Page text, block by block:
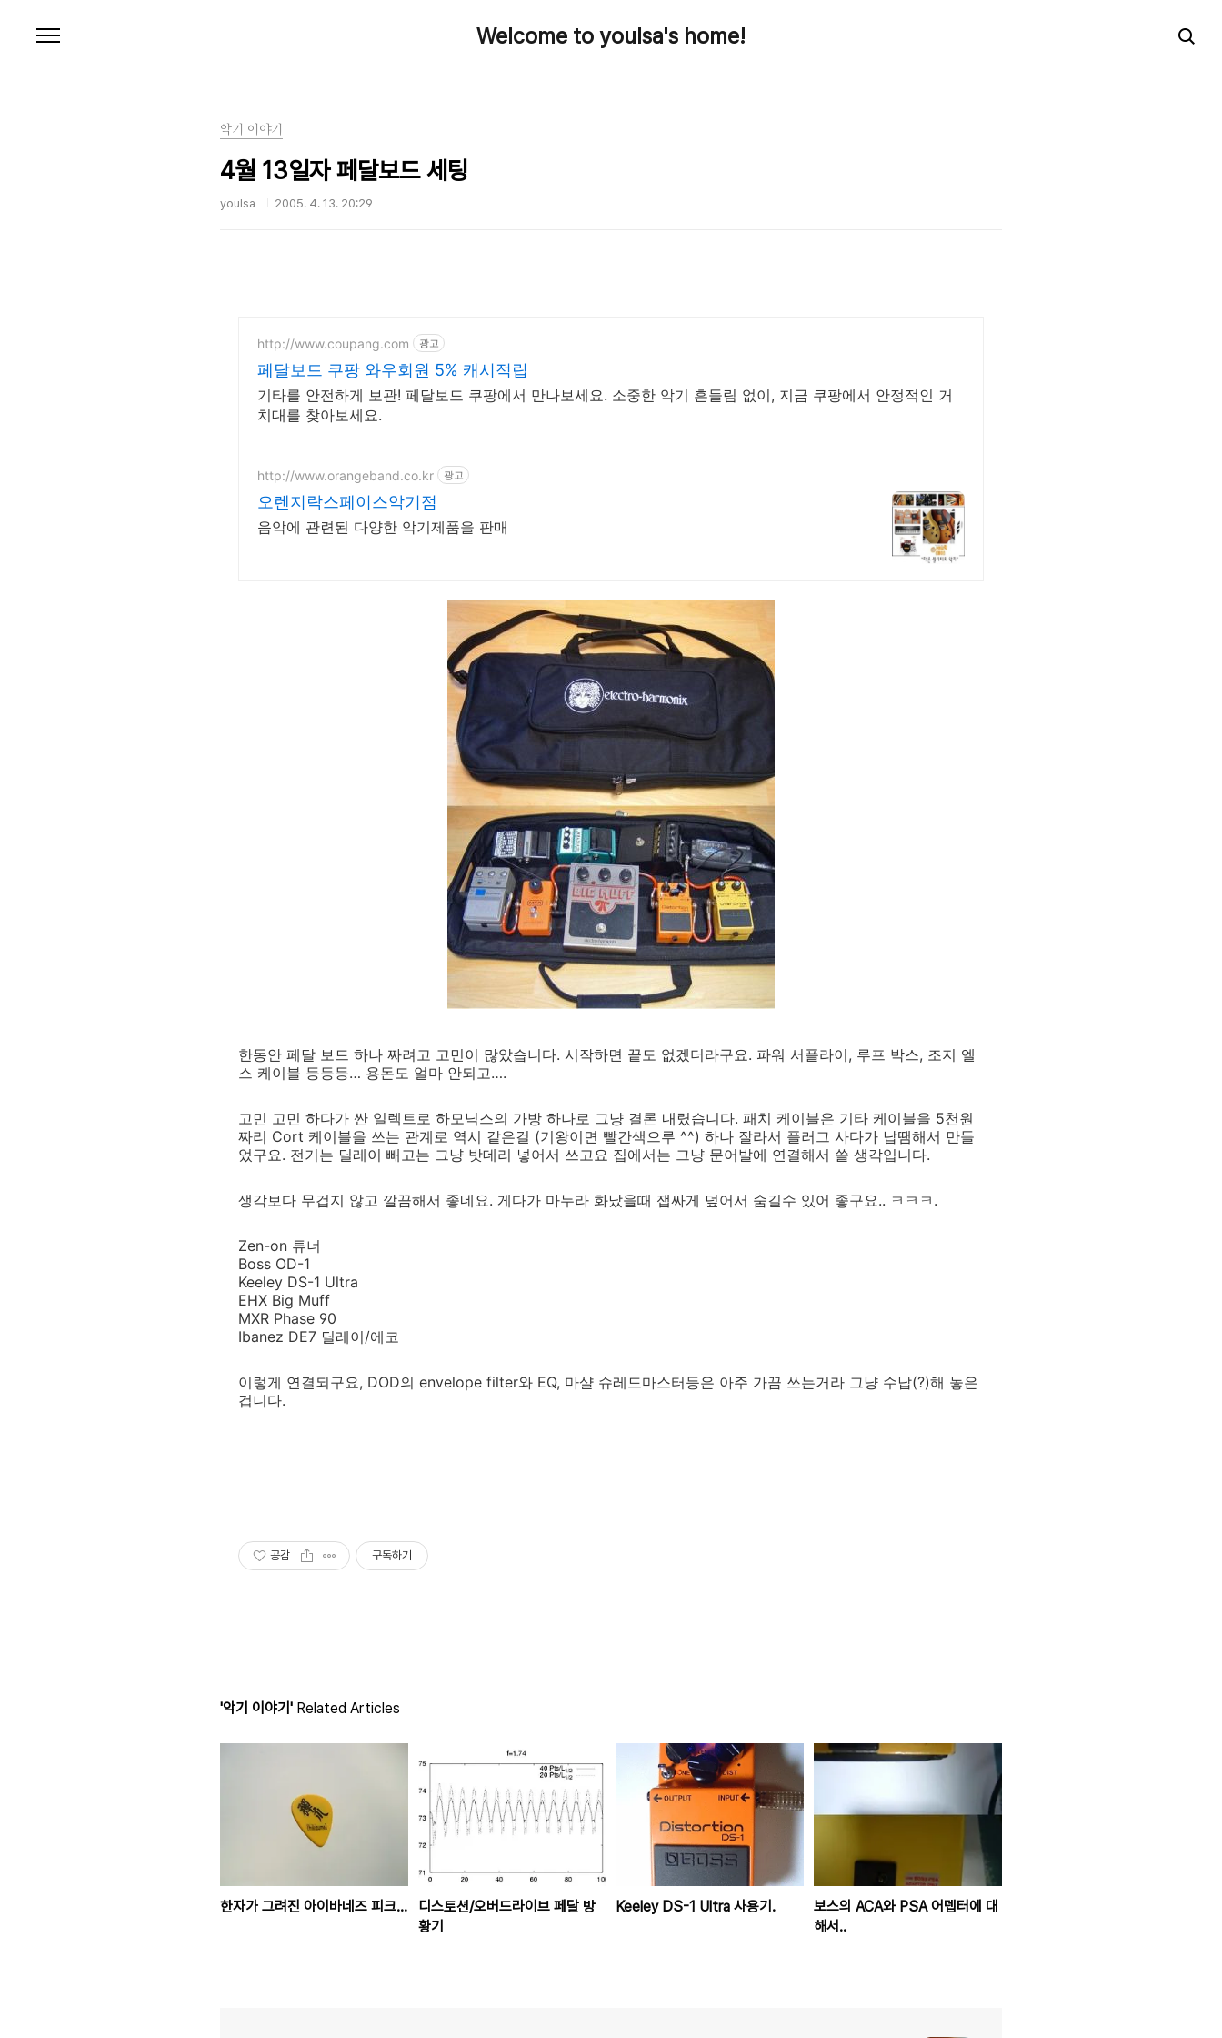
Welcome to youlsa's home!
악기 이야기
4월 13일자 페달보드 세팅
youlsa 2005. 4. 13. 20:29
http://www.coupang.com 광고
페달보드 쿠팡 와우회원 5% 캐시적립
기타를 안전하게 보관! 페달보드 쿠팡에서 만나보세요. 소중한 악기 흔들림 없이, 지금 쿠팡에서 안정적인 거
치대를 찾아보세요.
http://www.orangeband.co.kr 광고
오렌지락스페이스악기점
음악에 관련된 다양한 악기제품을 판매
한동안 페달 보드 하나 짜려고 고민이 많았습니다. 시작하면 끝도 없겠더라구요. 파워 서플라이, 루프 박스, 조지 엘
스 케이블 등등등… 용돈도 얼마 안되고….
고민 고민 하다가 싼 일렉트로 하모닉스의 가방 하나로 그냥 결론 내렸습니다. 패치 케이블은 기타 케이블을 5천원
짜리 Cort 케이블을 쓰는 관계로 역시 같은걸 (기왕이면 빨간색으루 ^^) 하나 잘라서 플러그 사다가 납땜해서 만들
었구요. 전기는 딜레이 빼고는 그냥 밧데리 넣어서 쓰고요 집에서는 그냥 문어발에 연결해서 쓸 생각입니다.
생각보다 무겁지 않고 깔끔해서 좋네요. 게다가 마누라 화났을때 잽싸게 덮어서 숨길수 있어 좋구요.. ㅋㅋㅋ.
Zen-on 튜너
Boss OD-1
Keeley DS-1 Ultra
EHX Big Muff
MXR Phase 90
Ibanez DE7 딜레이/에코
이렇게 연결되구요, DOD의 envelope filter와 EQ, 마샬 슈레드마스터등은 아주 가끔 쓰는거라 그냥 수납(?)해 놓은
겁니다.
공감 구독하기
'악기 이야기' Related Articles
한자가 그려진 아이바네즈 피크…
디스토션/오버드라이브 페달 방
황기
Keeley DS-1 Ultra 사용기.
보스의 ACA와 PSA 어뎁터에 대
해서..